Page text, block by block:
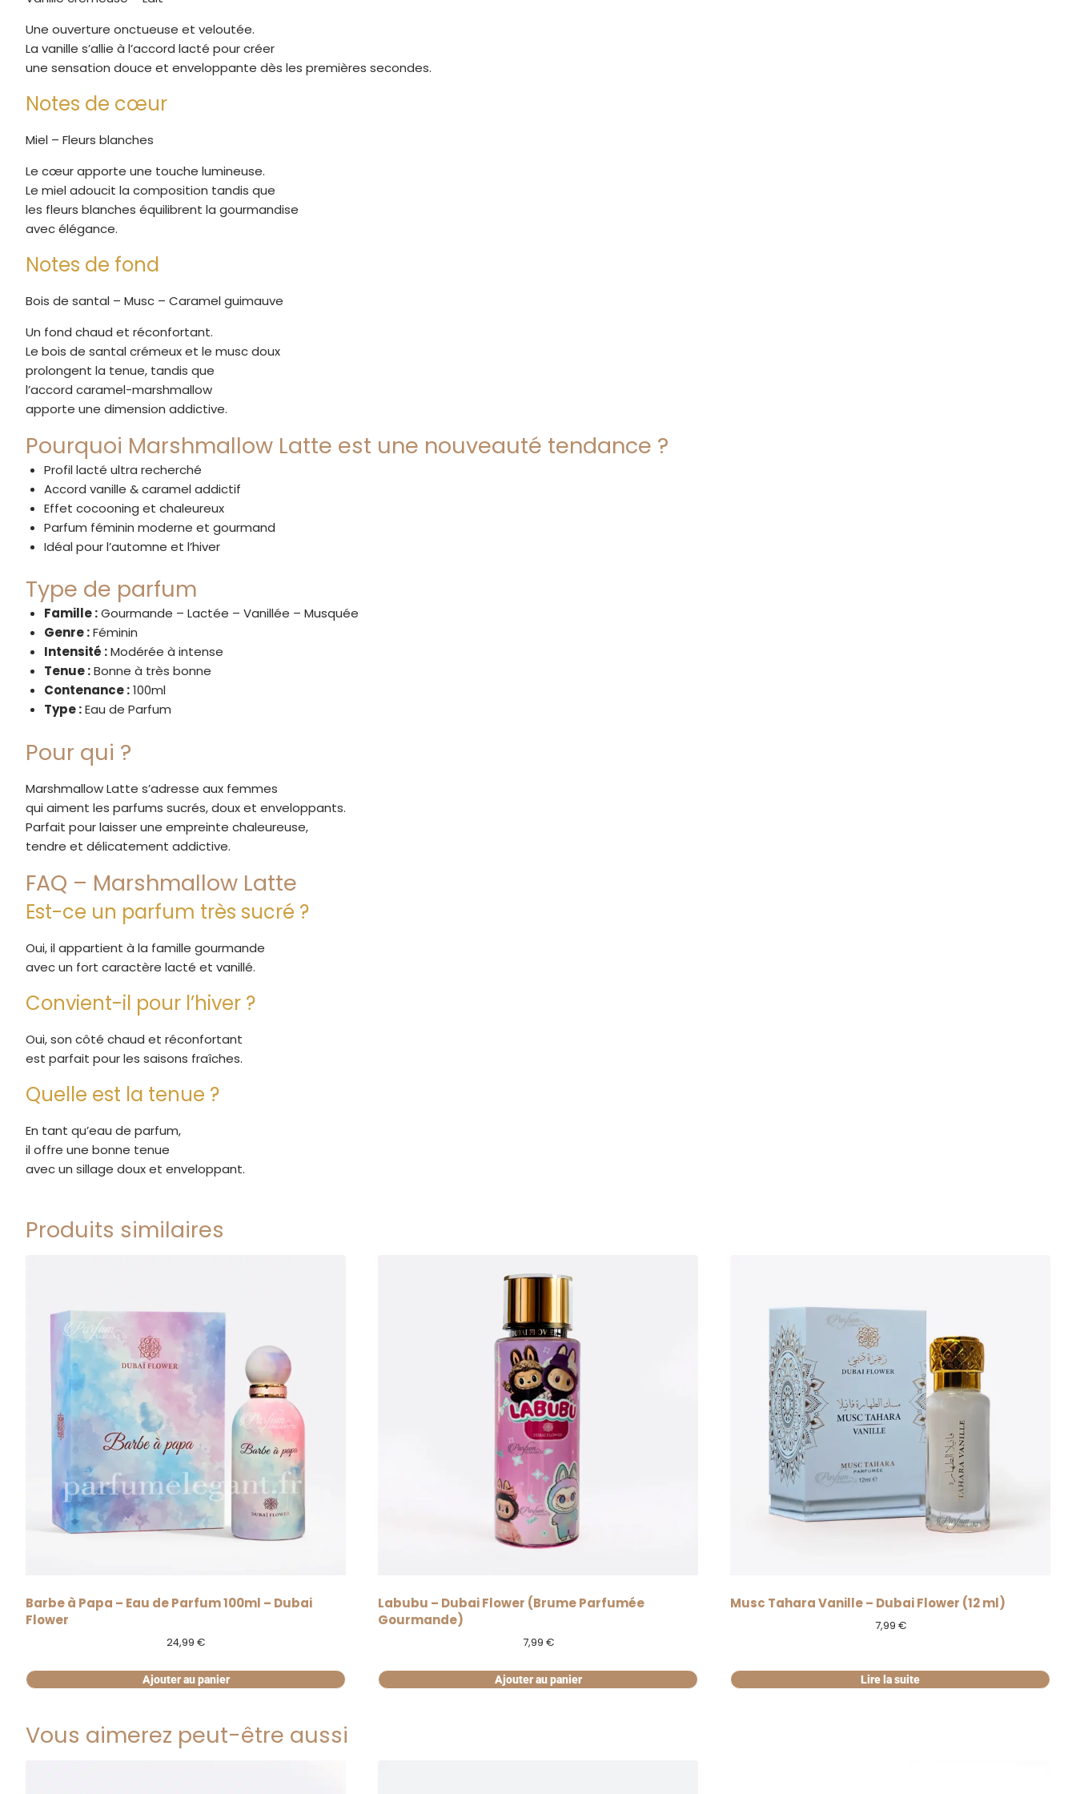
Une ouverture onctueuse et veloutée.
La vanille s’allie à l’accord lacté pour créer
une sensation douce et enveloppante dès les premières secondes.
Notes de cœur
Miel – Fleurs blanches
Le cœur apporte une touche lumineuse.
Le miel adoucit la composition tandis que
les fleurs blanches équilibrent la gourmandise
avec élégance.
Notes de fond
Bois de santal – Musc – Caramel guimauve
Un fond chaud et réconfortant.
Le bois de santal crémeux et le musc doux
prolongent la tenue, tandis que
l’accord caramel-marshmallow
apporte une dimension addictive.
Pourquoi Marshmallow Latte est une nouveauté tendance ?
Profil lacté ultra recherché
Accord vanille & caramel addictif
Effet cocooning et chaleureux
Parfum féminin moderne et gourmand
Idéal pour l’automne et l’hiver
Type de parfum
Famille :Gourmande – Lactée – Vanillée – Musquée
Genre :Féminin
Intensité :Modérée à intense
Tenue :Bonne à très bonne
Contenance :100ml
Type :Eau de Parfum
Pour qui ?
Marshmallow Latte s’adresse aux femmes
qui aiment les parfums sucrés, doux et enveloppants.
Parfait pour laisser une empreinte chaleureuse,
tendre et délicatement addictive.
FAQ – Marshmallow Latte
Est-ce un parfum très sucré ?
Oui, il appartient à la famille gourmande
avec un fort caractère lacté et vanillé.
Convient-il pour l’hiver ?
Oui, son côté chaud et réconfortant
est parfait pour les saisons fraîches.
Quelle est la tenue ?
En tant qu’eau de parfum,
il offre une bonne tenue
avec un sillage doux et enveloppant.
Produits similaires
Barbe à Papa – Eau de Parfum 100ml – Dubai
Flower
24,99 €
Ajouter au panier
Labubu – Dubai Flower (Brume Parfumée
Gourmande)
7,99 €
Ajouter au panier
RUPTURE
Musc Tahara Vanille – Dubai Flower (12 ml)
7,99 €
Lire la suite
Vous aimerez peut-être aussi